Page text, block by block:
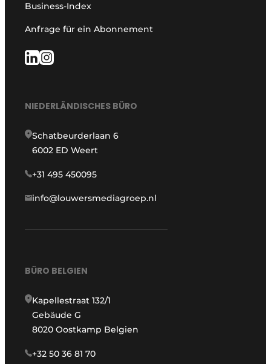
Business-Index
Anfrage für ein Abonnement
NIEDERLÄNDISCHES BÜRO
Schatbeurderlaan 6
6002 ED Weert
+31 495 450095
info@louwersmediagroep.nl
BÜRO BELGIEN
Kapellestraat 132/1
Gebäude G
8020 Oostkamp Belgien
+32 50 36 81 70